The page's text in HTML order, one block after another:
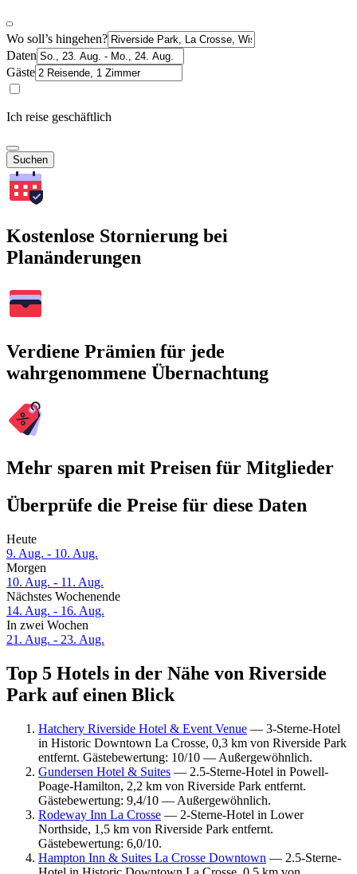
Wo soll’s hingehen?
Daten
Gäste
Ich reise geschäftlich
Suchen
Kostenlose Stornierung bei
Planänderungen
Verdiene Prämien für jede
wahrgenommene Übernachtung
Mehr sparen mit Preisen für Mitglieder
Überprüfe die Preise für diese Daten
Heute
9. Aug. - 10. Aug.
Morgen
10. Aug. - 11. Aug.
Nächstes Wochenende
14. Aug. - 16. Aug.
In zwei Wochen
21. Aug. - 23. Aug.
Top 5 Hotels in der Nähe von Riverside
Park auf einen Blick
Hatchery Riverside Hotel & Event Venue — 3-Sterne-Hotel
in Historic Downtown La Crosse, 0,3 km von Riverside Park
entfernt. Gästebewertung: 10/10 — Außergewöhnlich.
Gundersen Hotel & Suites — 2.5-Sterne-Hotel in Powell-
Poage-Hamilton, 2,2 km von Riverside Park entfernt.
Gästebewertung: 9,4/10 — Außergewöhnlich.
Rodeway Inn La Crosse — 2-Sterne-Hotel in Lower
Northside, 1,5 km von Riverside Park entfernt.
Gästebewertung: 6,0/10.
Hampton Inn & Suites La Crosse Downtown — 2.5-Sterne-